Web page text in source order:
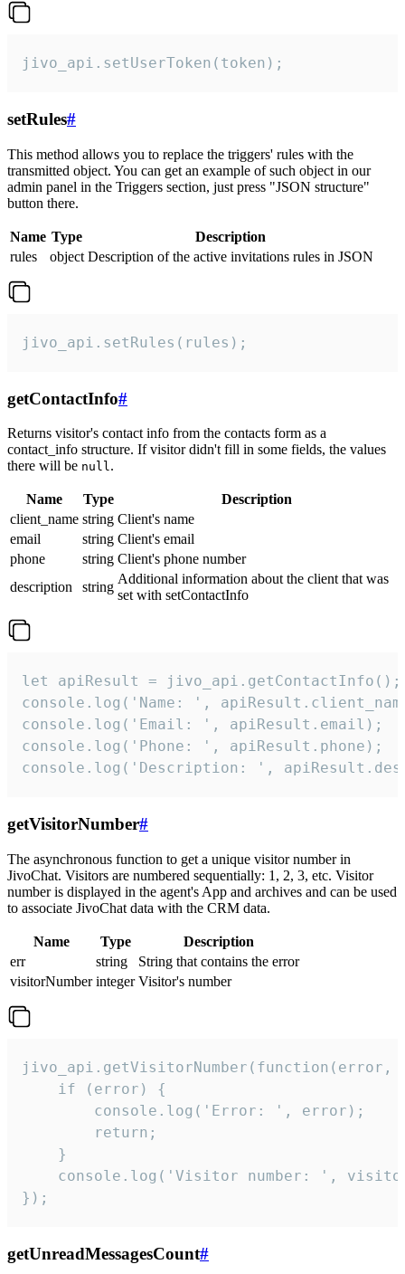
jivo_api.setUserToken(token);
setRules#
This method allows you to replace the triggers' rules with the
transmitted object. You can get an example of such object in our
admin panel in the Triggers section, just press "JSON structure"
button there.
Name Type
Description
rules
object Description of the active invitations rules in JSON
jivo_api.setRules(rules);
getContactInfo#
Returns visitor's contact info from the contacts form as a
contact_info structure. If visitor didn't fill in some fields, the values
there will be null.
Name Type
Description
client_name string Client's name
email
string Client's email
phone
string Client's phone number
description
string
Additional information about the client that was
set with setContactInfo
let apiResult = jivo_api.getContactInfo();
console.log('Name: ',
console.log('Email: ', apiResult.email);
console.log('Phone: ', apiResult.phone);
console.log('Description: ',
getVisitorNumber#
The asynchronous function to get a unique visitor number in
JivoChat. Visitors are numbered sequentially: 1, 2, 3, etc. Visitor
number is displayed in the agent's App and archives and can be used
to associate JivoChat data with the CRM data.
Name Type
Description
err
string
String that contains the error
visitorNumber integer Visitor's number
jivo_api.getVisitorNumber(function(error,
    if (error) {
        console.log('Error: ', error);
        return;
    }
console.log('Visitor number: ',
});
getUnreadMessagesCount#